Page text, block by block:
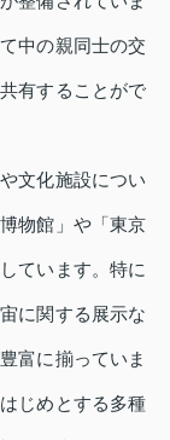
中の親同士の交
有することがで
文化施設につい
物館」や「東京
ています。特に
に関する展示な
富に揃っていま
じめとする多種